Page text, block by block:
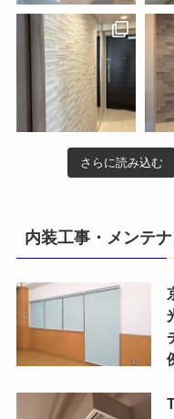
さらに読み込む
内装工事・メンテ